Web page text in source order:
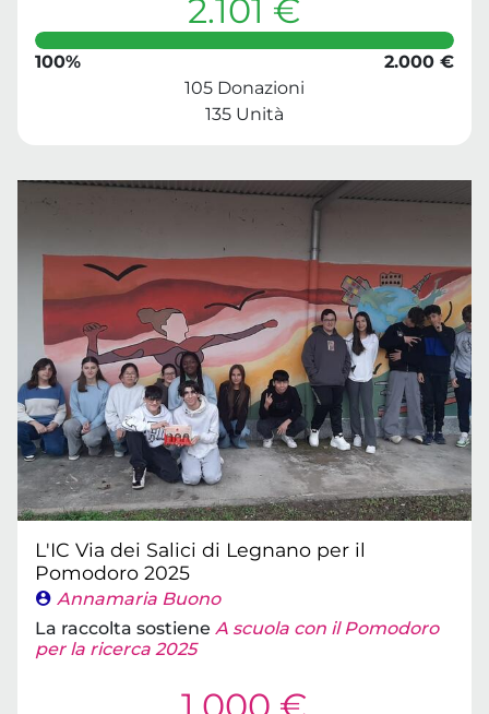
2.101 €
100%
2.000 €
105 Donazioni
135 Unità
L'IC Via dei Salici di Legnano per il
Pomodoro 2025
Annamaria Buono
La raccolta sostiene A scuola con il Pomodoro
per la ricerca 2025